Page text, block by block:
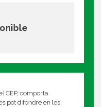
CEP, comporta
pot difondre en les